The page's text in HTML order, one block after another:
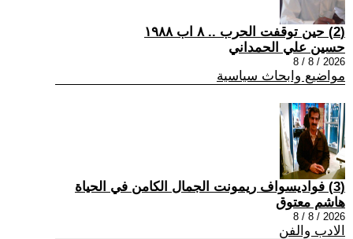
(2) حين توقفت الحرب .. ٨ اب ١٩٨٨
حسين علي الحمداني
2026 / 8 / 8
مواضيع وابحاث سياسية
(3) فواديسواف ريمونت الجمال الكامن في الحياة
هاشم معتوق
2026 / 8 / 8
الادب والفن